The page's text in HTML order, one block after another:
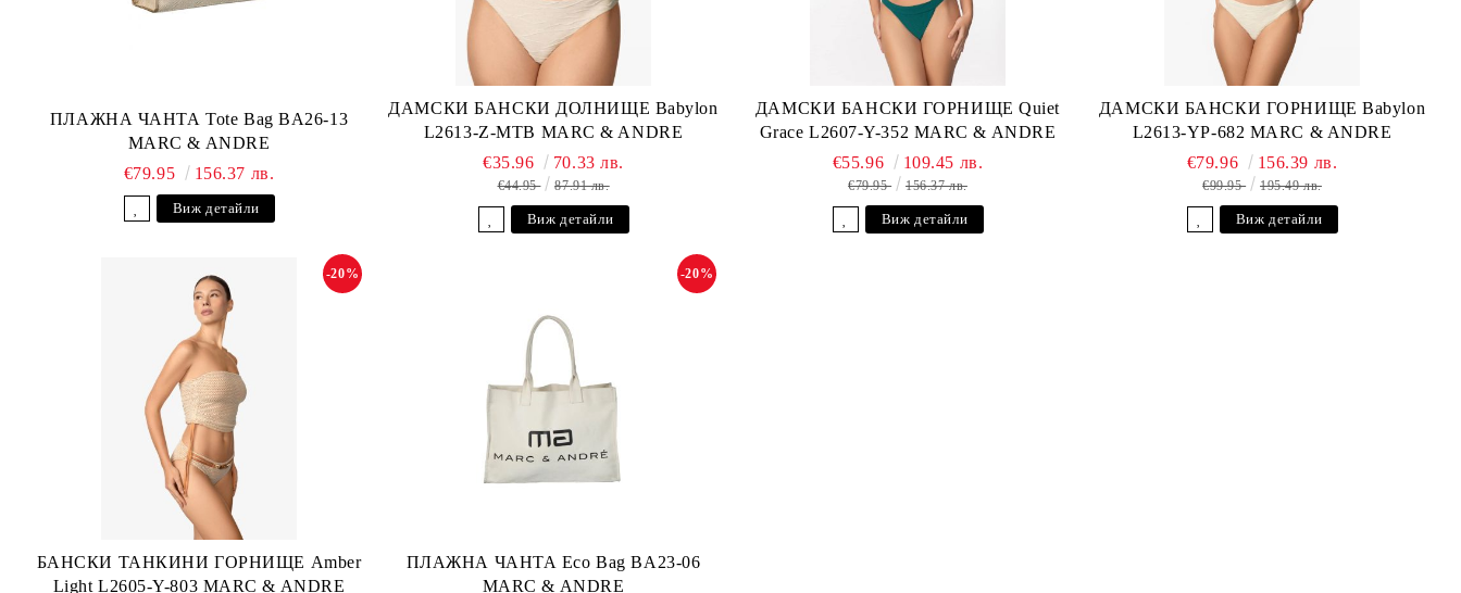
ПЛАЖНА ЧАНТА Tote Bag BA26-13
MARC & ANDRE
€79.95
156.37 лв.
Виж детайли
ДАМСКИ БАНСКИ ДОЛНИЩЕ Babylon
L2613-Z-MTB MARC & ANDRE
€35.96 70.33 лв.
€44.95 87.91 лв.
Виж детайли
ДАМСКИ БАНСКИ ГОРНИЩЕ Quiet
Grace L2607-Y-352 MARC & ANDRE
€55.96 109.45 лв.
€79.95 156.37 лв.
Виж детайли
ДАМСКИ БАНСКИ ГОРНИЩЕ Babylon
L2613-YP-682 MARC & ANDRE
€79.96 156.39 лв.
€99.95 195.49 лв.
Виж детайли
БАНСКИ ТАНКИНИ ГОРНИЩЕ Amber
Light L2605-Y-803 MARC & ANDRE
-20%
ПЛАЖНА ЧАНТА Eco Bag BA23-06
MARC & ANDRE
-20%